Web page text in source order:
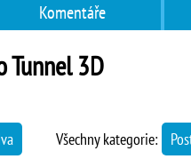
Komentáře
Tunnel 3D
Všechny kategorie: